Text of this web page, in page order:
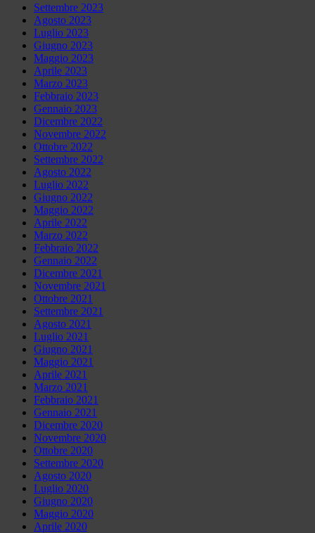
Settembre 2023
Agosto 2023
Luglio 2023
Giugno 2023
Maggio 2023
Aprile 2023
Marzo 2023
Febbraio 2023
Gennaio 2023
Dicembre 2022
Novembre 2022
Ottobre 2022
Settembre 2022
Agosto 2022
Luglio 2022
Giugno 2022
Maggio 2022
Aprile 2022
Marzo 2022
Febbraio 2022
Gennaio 2022
Dicembre 2021
Novembre 2021
Ottobre 2021
Settembre 2021
Agosto 2021
Luglio 2021
Giugno 2021
Maggio 2021
Aprile 2021
Marzo 2021
Febbraio 2021
Gennaio 2021
Dicembre 2020
Novembre 2020
Ottobre 2020
Settembre 2020
Agosto 2020
Luglio 2020
Giugno 2020
Maggio 2020
Aprile 2020